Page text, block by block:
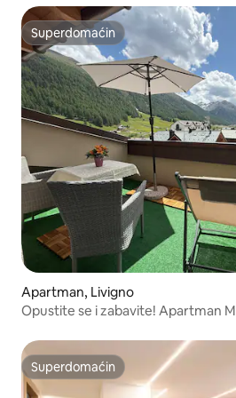
Superdomaćin
Superdomaćin
Apartman, Livigno
Opustite se i zabavite! Apartman
Superdomaćin
Superdomaćin